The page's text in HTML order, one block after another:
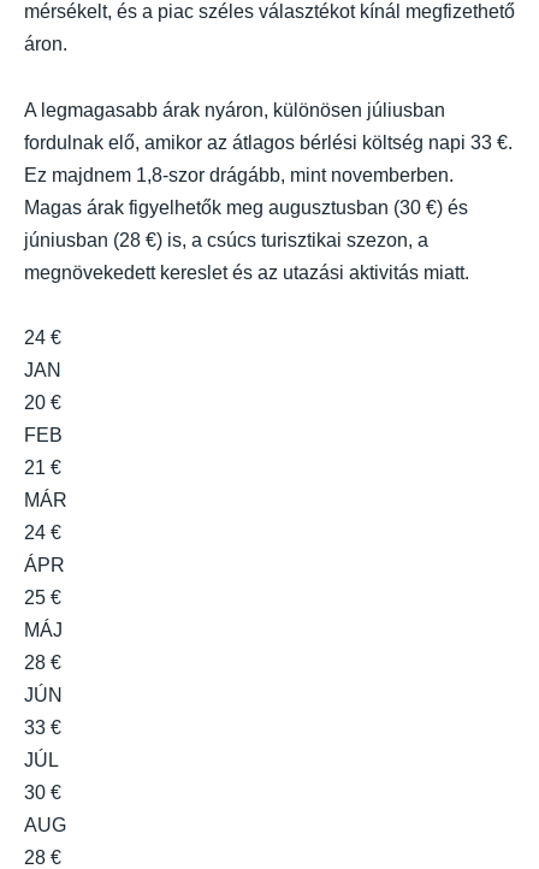
mérsékelt, és a piac széles választékot kínál megfizethető
áron.
A legmagasabb árak nyáron, különösen júliusban
fordulnak elő, amikor az átlagos bérlési költség napi 33 €.
Ez majdnem 1,8-szor drágább, mint novemberben.
Magas árak figyelhetők meg augusztusban (30 €) és
júniusban (28 €) is, a csúcs turisztikai szezon, a
megnövekedett kereslet és az utazási aktivitás miatt.
24 €
JAN
20 €
FEB
21 €
MÁR
24 €
ÁPR
25 €
MÁJ
28 €
JÚN
33 €
JÚL
30 €
AUG
28 €